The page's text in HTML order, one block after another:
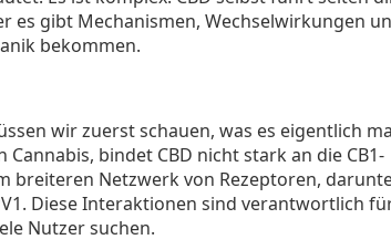
es gibt Mechanismen, Wechselwirkungen
bekommen.
wir zuerst schauen, was es eigentlich
bindet CBD nicht stark an die CB1-
breiteren Netzwerk von Rezeptoren,
Diese Interaktionen sind verantwortlich
Nutzer suchen.